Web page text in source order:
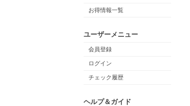
お得情報一覧
ユーザーメニュー
会員登録
ログイン
チェック履歴
ヘルプ＆ガイド